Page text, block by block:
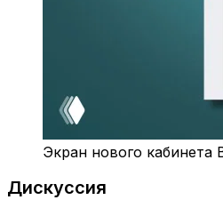
Экран нового кабинета
Дискуссия